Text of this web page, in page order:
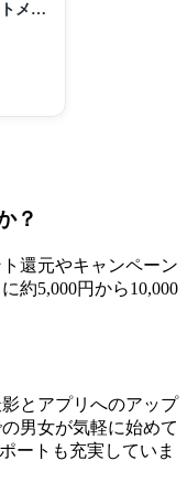
メン
(髪
？
還元やキャンペーン
約5,000円から10,000
とアプリへのアップ
男女が気軽に始めて
ートも充実していま